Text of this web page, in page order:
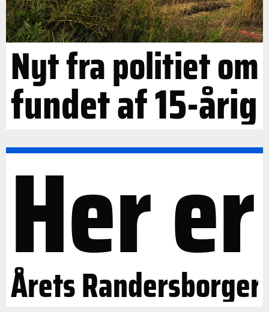
Nyt fra politiet om
fundet af 15-årig
Her er
Årets Randersborger